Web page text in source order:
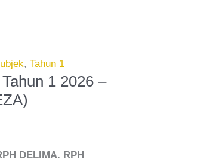
, Tahun 1
1 2026 –
DELIMA. RPH